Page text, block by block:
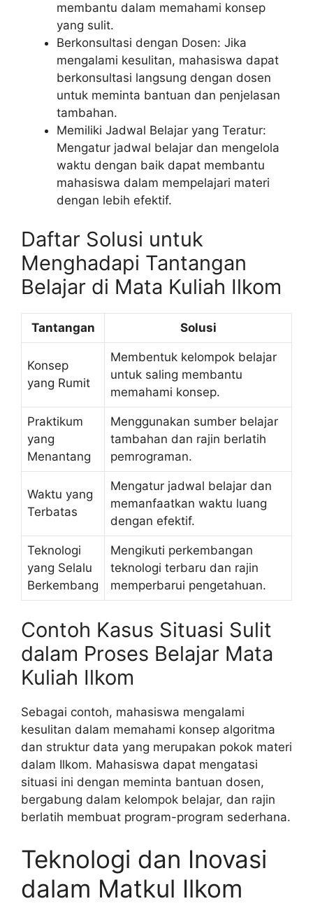
membantu dalam memahami konsep
yang sulit.
Berkonsultasi dengan Dosen: Jika
mengalami kesulitan, mahasiswa dapat
berkonsultasi langsung dengan dosen
untuk meminta bantuan dan penjelasan
tambahan.
Memiliki Jadwal Belajar yang Teratur:
Mengatur jadwal belajar dan mengelola
waktu dengan baik dapat membantu
mahasiswa dalam mempelajari materi
dengan lebih efektif.
Daftar Solusi untuk
Menghadapi Tantangan
Belajar di Mata Kuliah Ilkom
Tantangan Solusi
Konsep
yang Rumit
Membentuk kelompok belajar
untuk saling membantu
memahami konsep.
Praktikum
yang
Menantang
Menggunakan sumber belajar
tambahan dan rajin berlatih
pemrograman.
Waktu yang
Terbatas
Mengatur jadwal belajar dan
memanfaatkan waktu luang
dengan efektif.
Teknologi
yang Selalu
Berkembang
Mengikuti perkembangan
teknologi terbaru dan rajin
memperbarui pengetahuan.
Contoh Kasus Situasi Sulit
dalam Proses Belajar Mata
Kuliah Ilkom
Sebagai contoh, mahasiswa mengalami
kesulitan dalam memahami konsep algoritma
dan struktur data yang merupakan pokok materi
dalam Ilkom. Mahasiswa dapat mengatasi
situasi ini dengan meminta bantuan dosen,
bergabung dalam kelompok belajar, dan rajin
berlatih membuat program-program sederhana.
Teknologi dan Inovasi
dalam Matkul Ilkom